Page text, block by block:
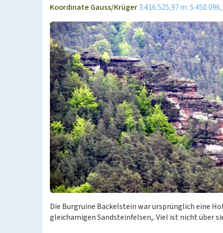
Koordinate Gauss/Krüger3.416.525,97 m:
Die Burgruine Backelstein war ursprünglich eine
gleichamigen Sandsteinfelsen,. Viel ist nicht über